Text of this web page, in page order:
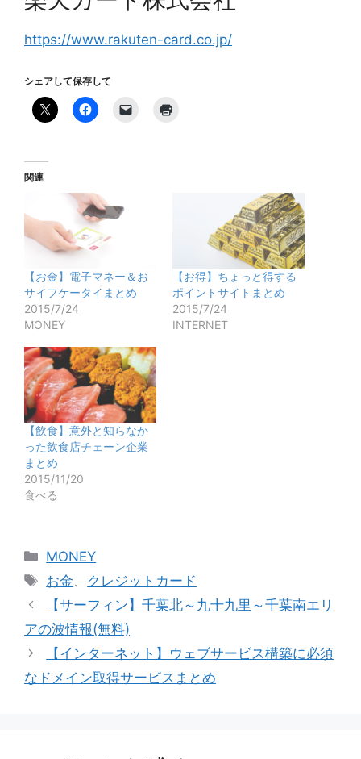
https://www.rakuten-card.co.jp/
シェアして保存して
関連
【お金】電子マネー＆お
サイフケータイまとめ
2015/7/24
MONEY
【お得】ちょっと得する
ポイントサイトまとめ
2015/7/24
INTERNET
【飲食】意外と知らなか
った飲食店チェーン企業
まとめ
2015/11/20
食べる
カ
テ
ゴ
リ
ー
MONEY
タ
グ
お金、 クレジットカード
【サーフィン】千葉北～九十九里～千葉南エリ
アの波情報(無料)
【インターネット】ウェブサービス構築に必須
なドメイン取得サービスまとめ